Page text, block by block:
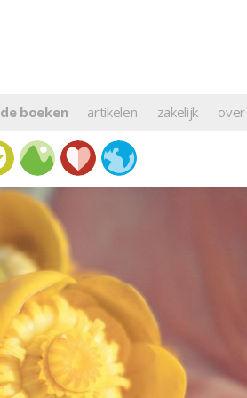
de boeken artikelen zakelijk over